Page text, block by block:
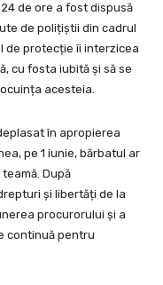
de ore a fost dispusă
de polițiștii din cadrul
de protecție îi interzicea
cu fosta iubită și să se
acesteia.
în apropierea
pe 1 iunie, bărbatul ar
După
și libertăți de la
procurorului și a
continuă pentru